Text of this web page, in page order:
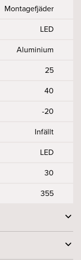
Montagefjäder
LED
Aluminium
25
40
-20
Infällt
LED
30
355